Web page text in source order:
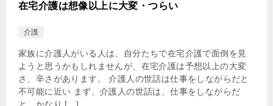
在宅介護は想像以上に大変・つらい
介護
家族に介護人がいる人は、自分たちで在宅介護で面倒を見
ようと思うかもしれませんが、在宅介護は予想以上の大変
さ、辛さがあります。 介護人の世話は仕事をしながらだと
不可能に近い まず、介護人の世話は、仕事をしながらだ